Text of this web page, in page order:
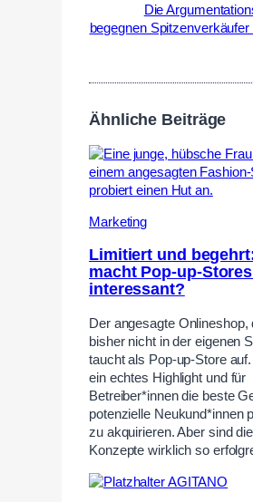
Die
begegnen
Ähnliche Beiträge
Marketing
Limitiert und
macht Pop-up-
interessant?
Der angesagte Onlineshop,
bisher nicht in der eigenen
taucht als Pop-up-Store
ein echtes Highlight und für
Betreiber*innen die beste
potenzielle Neukund*innen
zu akquirieren. Aber sind
Konzepte wirklich so